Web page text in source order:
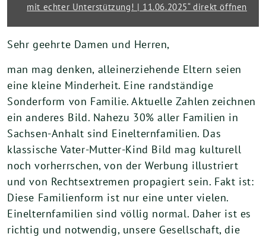
mit echter Unterstützung! | 11.06.2025“ direkt öffnen
Sehr geehrte Damen und Herren,
man mag denken, alleinerziehende Eltern seien
eine kleine Minderheit. Eine randständige
Sonderform von Familie. Aktuelle Zahlen zeichnen
ein anderes Bild. Nahezu 30% aller Familien in
Sachsen-Anhalt sind Einelternfamilien. Das
klassische Vater-Mutter-Kind Bild mag kulturell
noch vorherrschen, von der Werbung illustriert
und von Rechtsextremen propagiert sein. Fakt ist:
Diese Familienform ist nur eine unter vielen.
Einelternfamilien sind völlig normal. Daher ist es
richtig und notwendig, unsere Gesellschaft, die